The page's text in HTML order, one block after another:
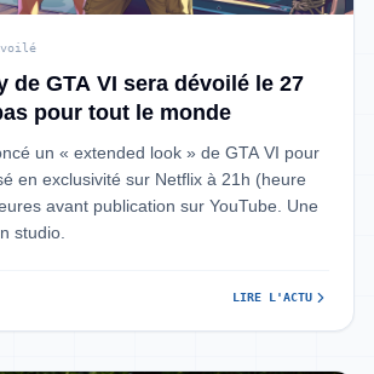
de GTA VI sera dévoilé le 27
pour tout le monde
un « extended look » de GTA VI pour
en exclusivité sur Netflix à 21h (heure
avant publication sur YouTube. Une
studio.
LIRE L'ACTU